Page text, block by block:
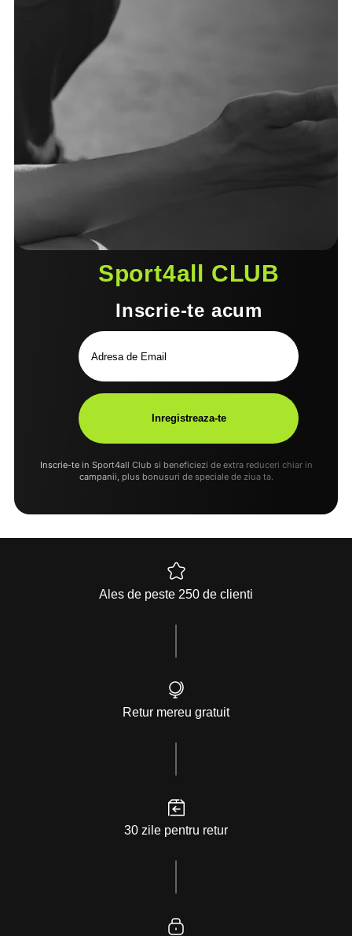
Sport4all CLUB
Inscrie-te acum
Inscrie-te in Sport4all Club si beneficiezi de extra reduceri chiar in
campanii, plus bonusuri de speciale de ziua ta.
Ales de peste 250 de clienti
Retur mereu gratuit
30 zile pentru retur